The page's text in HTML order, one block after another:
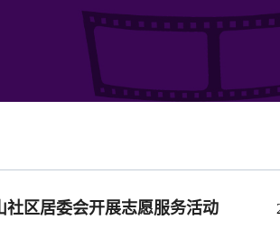
社区居委会开展志愿服务活动